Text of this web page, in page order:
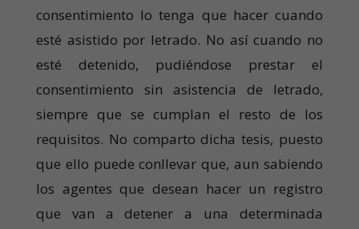
consentimiento lo tenga que hacer cuando
esté asistido por letrado. No así cuando no
esté detenido, pudiéndose prestar el
consentimiento sin asistencia de letrado,
siempre que se cumplan el resto de los
requisitos. No comparto dicha tesis, puesto
que ello puede conllevar que, aun sabiendo
los agentes que desean hacer un registro
que van a detener a una determinada